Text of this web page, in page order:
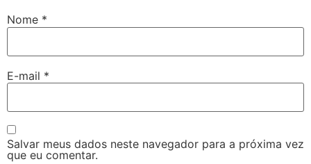
Nome *
E-mail *
Salvar meus dados neste navegador para a próxima vez
que eu comentar.